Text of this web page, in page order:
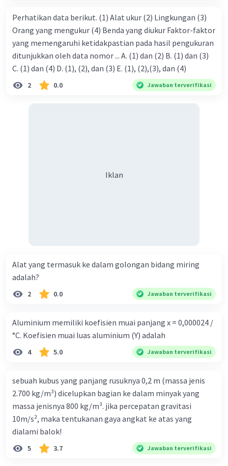
Perhatikan data berikut. (1) Alat ukur (2) Lingkungan (3)
Orang yang mengukur (4) Benda yang diukur Faktor-faktor
yang memengaruhi ketidakpastian pada hasil pengukuran
ditunjukkan oleh data nomor ... A. (1) dan (2) B. (1) dan (3)
C. (1) dan (4) D. (1), (2), dan (3) E. (1), (2),(3), dan (4)
2 0.0 Jawaban terverifikasi
Iklan
Alat yang termasuk ke dalam golongan bidang miring
adalah?
2 0.0 Jawaban terverifikasi
Aluminium memiliki koefisien muai panjang x = 0,000024 /
°C. Koefisien muai luas aluminium (Y) adalah
4 5.0 Jawaban terverifikasi
sebuah kubus yang panjang rusuknya 0,2 m (massa jenis
2.700 kg/m³) dicelupkan bagian ke dalam minyak yang
massa jenisnya 800 kg/m³. jika percepatan gravitasi
10m/s², maka tentukanan gaya angkat ke atas yang
dialami balok!
5 3.7 Jawaban terverifikasi